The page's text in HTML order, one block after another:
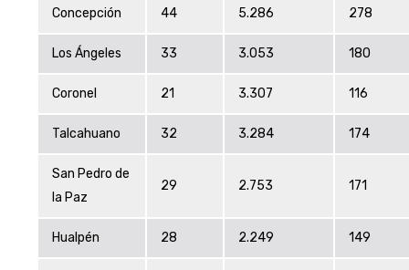
Concepción 44 5.286 278
Los Ángeles 33 3.053 180
Coronel 21 3.307 116
Talcahuano 32 3.284 174
San Pedro de
la Paz
29 2.753 171
Hualpén 28 2.249 149